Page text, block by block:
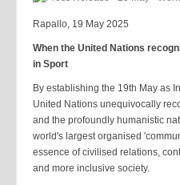
Rapallo, 19 May 2025
When the United Nations
in Sport
By establishing the 19th May as
United Nations unequivocally
and the profoundly humanistic
world's largest organised
essence of civilised relations,
and more inclusive society.